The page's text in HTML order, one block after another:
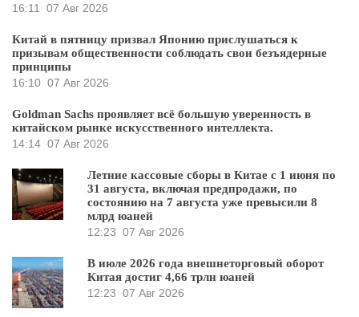
16:11
07 Авг 2026
Китай в пятницу призвал Японию прислушаться к
призывам общественности соблюдать свои безъядерные
принципы
16:10 07 Авг 2026
Goldman Sachs проявляет всё большую уверенность в
китайском рынке искусственного интеллекта.
14:14 07 Авг 2026
Летние кассовые сборы в Китае с 1 июня по
31 августа, включая предпродажи, по
состоянию на 7 августа уже превысили 8
млрд юаней
12:23 07 Авг 2026
В июле 2026 года внешнеторговый оборот
Китая достиг 4,66 трлн юаней
12:23 07 Авг 2026